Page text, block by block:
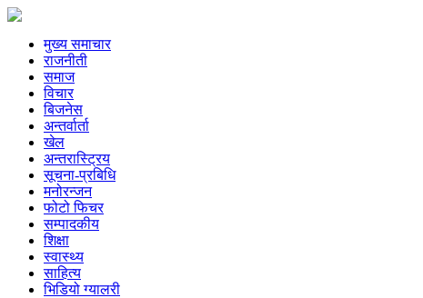
मुख्य समाचार
राजनीती
समाज
विचार
बिजनेस
अन्तर्वार्ता
खेल
अन्तरास्ट्रिय
सूचना-प्रबिधि
मनोरन्जन
फोटो फिचर
सम्पादकीय
शिक्षा
स्वास्थ्य
साहित्य
भिडियो ग्यालरी